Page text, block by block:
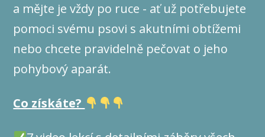
a mějte je vždy po ruce - ať už potřebujete
pomoci svému psovi s akutními obtížemi
nebo chcete pravidelně pečovat o jeho
pohybový aparát.
Co získáte?